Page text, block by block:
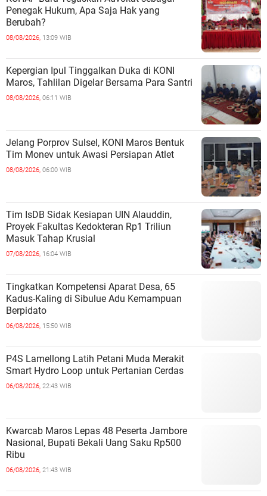
Penegak Hukum, Apa Saja Hak yang
Berubah?
08/08/2026, 13:09 WIB
Kepergian Ipul Tinggalkan Duka di KONI
Maros, Tahlilan Digelar Bersama Para Santri
08/08/2026, 06:11 WIB
Jelang Porprov Sulsel, KONI Maros Bentuk
Tim Monev untuk Awasi Persiapan Atlet
08/08/2026, 06:00 WIB
Tim IsDB Sidak Kesiapan UIN Alauddin,
Proyek Fakultas Kedokteran Rp1 Triliun
Masuk Tahap Krusial
07/08/2026, 16:04 WIB
Tingkatkan Kompetensi Aparat Desa, 65
Kadus-Kaling di Sibulue Adu Kemampuan
Berpidato
06/08/2026, 15:50 WIB
P4S Lamellong Latih Petani Muda Merakit
Smart Hydro Loop untuk Pertanian Cerdas
06/08/2026, 22:43 WIB
Kwarcab Maros Lepas 48 Peserta Jambore
Nasional, Bupati Bekali Uang Saku Rp500
Ribu
06/08/2026, 21:43 WIB